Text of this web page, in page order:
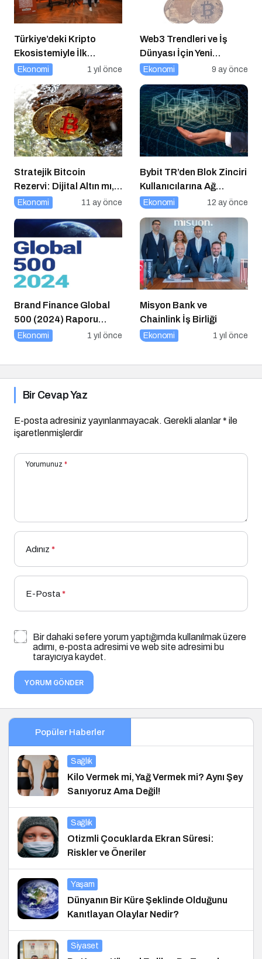
Türkiye’deki Kripto
Ekosistemiyle İlk
Buluşma
Ekonomi 1 yıl önce
Web3 Trendleri ve İş
Dünyası İçin Yeni
Fırsatlar
Ekonomi 9 ay önce
Stratejik Bitcoin
Rezervi: Dijital Altın mı,
Riskli Bir Hamle mi?
Ekonomi 11 ay önce
Bybit TR’den Blok Zinciri
Kullanıcılarına Ağ
Tıkanıklığı Rehberi!
Ekonomi 12 ay önce
Brand Finance Global
500 (2024) Raporu
Yayımlandı!
Ekonomi 1 yıl önce
Misyon Bank ve
Chainlink İş Birliği
Ekonomi 1 yıl önce
Bir Cevap Yaz
E-posta adresiniz yayınlanmayacak. Gerekli alanlar* ile
işaretlenmişlerdir
Yorumunuz *
Adınız *
E-Posta*
Bir dahaki sefere yorum yaptığımda kullanılmak üzere
adımı, e-posta adresimi ve web site adresimi bu
tarayıcıya kaydet.
YORUM GÖNDER
Popüler Haberler
Sağlık
Kilo Vermek mi, Yağ Vermek mi? Aynı Şey
Sanıyoruz Ama Değil!
Sağlık
Otizmli Çocuklarda Ekran Süresi:
Riskler ve Öneriler
Yaşam
Dünyanın Bir Küre Şeklinde Olduğunu
Kanıtlayan Olaylar Nedir?
Siyaset